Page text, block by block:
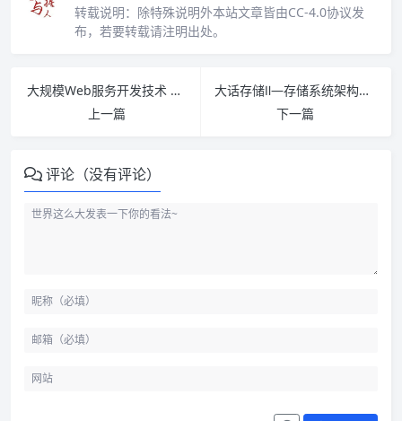
转载说明： 除特殊说明外本站文章皆由CC-4.0协议发
布，若要转载请注明出处。
大规模Web服务开发技术 PDF下载
上一篇
大话存储Ⅱ—存储系统架构与底层原理极限剖析 PDF下载
下一篇
评论（没有评论）